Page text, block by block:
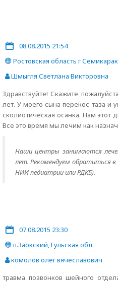
08.08.2015 21:54
Ростовская область г
Шмыгля Светлана Викторовна
Здравствуйте! Скажите
лет. У моего сына перекос таза и
сколиотическая осанка. Нам этот
Все это время мы лечим как
Наши центры занимаются
лет. Рекомендуем обратиться в
НИИ педиатрии или РДКБ).
07.08.2015 23:30
п.Заокский,Тульская обл.
комолов олег вячеславович
травма позвонков шейного